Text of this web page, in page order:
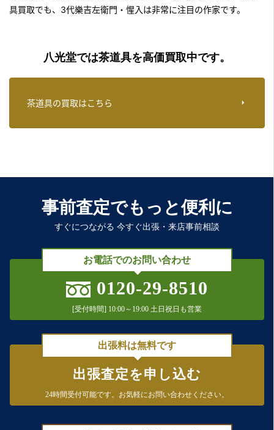
具買取でも、3代樂吉左衛門・惺入 は非常に注目の作家です。
八光堂では茶道具を高価買取中です。
茶道具の買取はこちら
事前査定でもっと便利に
すぐにつながる 今すぐ出張・来店事前相談
お電話でのお問い合わせ
0120-29-8510
[受付時間] 10:00～19:00 土日祝日も営業
出張料は無料です
出張査定を申し込む
24時間受付可能です。 お気軽にお問い合わせください。